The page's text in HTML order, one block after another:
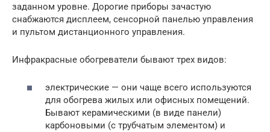
заданном уровне. Дорогие приборы зачастую
снабжаются дисплеем, сенсорной панелью управления
и пультом дистанционного управления.
Инфракрасные обогреватели бывают трех видов:
электрические — они чаще всего используются
для обогрева жилых или офисных помещений.
Бывают керамическими (в виде панели)
карбоновыми (с трубчатым элементом) и